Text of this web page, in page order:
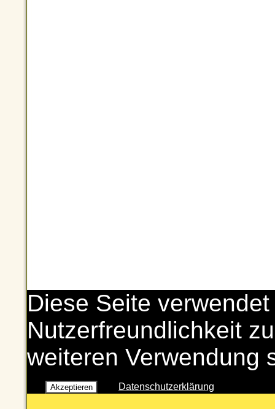
Diese Seite
Nutzerfreundlichkeit
weiteren Verwendung
Akzeptieren Datenschutzerklärung